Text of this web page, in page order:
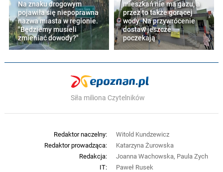
Na znaku drogowym
pojawiła się niepoprawna
nazwa miasta w regionie.
"Będziemy musieli
zmieniać dowody?"
mieszkań nie ma gazu, a
przez to także gorącej
wody. Na przywrócenie
dostaw jeszcze
poczekają
Siła miliona Czytelników
Redaktor naczelny:
Witold Kundzewicz
Redaktor prowadząca:
Katarzyna Żurowska
Redakcja:
Joanna Wachowska, Paula Zych
IT:
Paweł Rusek